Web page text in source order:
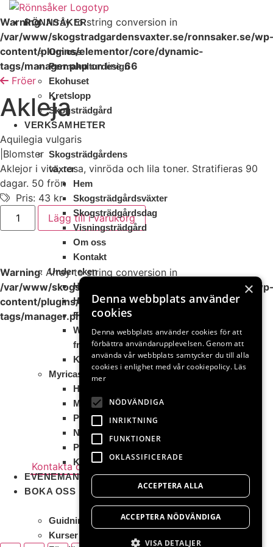
Warning: Array to string conversion in
/var/www/skogstradgardensvaxter.se/ronnsaker.se/
content/plugins/elementor/core/dynamic-
tags/manager.phpon line66
Hoppa
innehåll
RÖNNSÅKER
Om oss
Permakulturdesign
Ekohuset
Kretslopp
Skogsträdgård
VERKSAMHETER
Skogsträdgårdens
växter
Hem
Skogsträdgårdsväxter
Skogsträdgårdsdag
Visningsträdgård
Om oss
Kontakt
Under eken
Hem
Hanna
Filmer
Webbshop
fröer
Kontakt
Myricas
Hem
My
Poesi
Naturkontakt
Permakultur
Kontakt
EVENEMANG
BOKA OSS
Guidningar
Kurser
Fröer
Akleja
Aquilegia vulgaris
Blomster
Aklejor i vita, rosa, vinröda och lila toner. Stratifieras 90
dagar. 50 frön
Pris: 43 kr
Akleja
mängd
Lägg till i varukorg
Warning: Array to string conversion in
/var/www/skogstradgardensvaxter.se/ronnsaker.se/
content/plugins/elementor/core/dynamic-
tags/manager.php
on line66
Jularp 124
243 93 Höör
Kontakta oss
© Rönnsåker 2026
×
Denna webbplats använder
cookies
Denna webbplats använder cookies för att
förbättra användarupplevelsen. Genom att
använda vår webbplats samtycker du till alla
cookies i enlighet med vår cookiepolicy. Läs
mer
NÖDVÄNDIGA
INRIKTNING
FUNKTIONER
OKLASSIFICERADE
ACCEPTERA ALLA
ACCEPTERA NÖDVÄNDIGA
VISA DETALJER